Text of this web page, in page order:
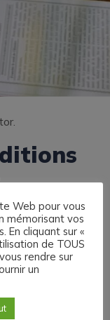
Web pour vous
mémorisant vos
En cliquant sur «
de TOUS
rendre sur
un